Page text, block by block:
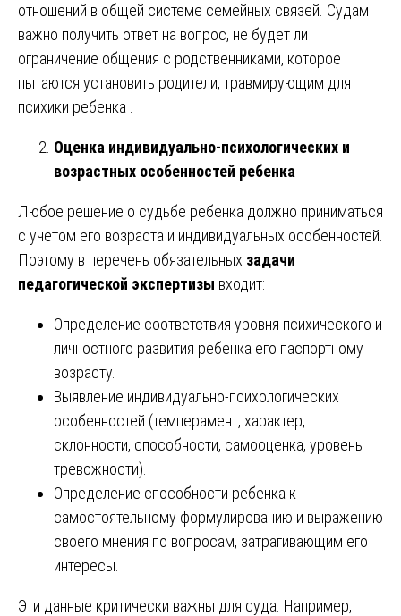
отношений в общей системе семейных связей. Судам
важно получить ответ на вопрос, не будет ли
ограничение общения с родственниками, которое
пытаются установить родители, травмирующим для
психики ребенка .
Оценка индивидуально-психологических и
возрастных особенностей ребенка
Любое решение о судьбе ребенка должно приниматься
с учетом его возраста и индивидуальных особенностей.
Поэтому в перечень обязательных задачи
педагогической экспертизы входит:
Определение соответствия уровня психического и
личностного развития ребенка его паспортному
возрасту.
Выявление индивидуально-психологических
особенностей (темперамент, характер,
склонности, способности, самооценка, уровень
тревожности).
Определение способности ребенка к
самостоятельному формулированию и выражению
своего мнения по вопросам, затрагивающим его
интересы.
Эти данные критически важны для суда. Например,